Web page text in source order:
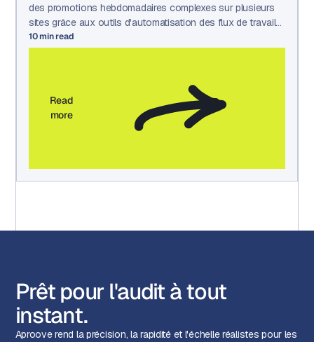
des promotions hebdomadaires complexes sur plusieurs
sites grâce aux outils d'automatisation des flux de travail
marketing, de gestion des actifs et d'approbation
d'Aproove.
10min read
Read
more
Prêt pour l'audit à tout
instant.
Aproove rend la précision, la rapidité et l'échelle réalistes pour les